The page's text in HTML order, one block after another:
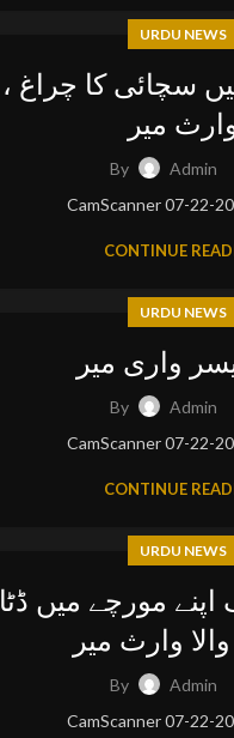
URDU NEWS
سچائی کا چراغ ،
میر
By
Admin
CamScanner 07-22-
CONTINUE
URDU NEWS
واری میر
By
Admin
CamScanner 07-22-
CONTINUE
URDU NEWS
مورچے میں ڈٹا
وارث میر
By
Admin
CamScanner 07-22-